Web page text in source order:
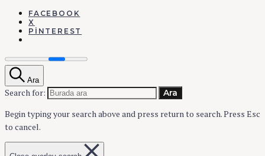
FACEBOOK
X
PINTEREST
Ara
Search for: Ara
Begin typing your search above and press return to search.Press Esc
to cancel.